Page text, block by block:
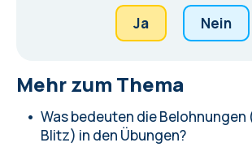
Ja Nein
Mehr zum Thema
Was bedeuten die Belohnungen
Blitz) in den Übungen?